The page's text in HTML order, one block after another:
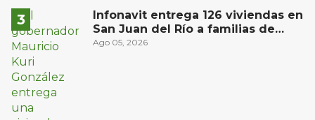
Infonavit entrega 126 viviendas en
San Juan del Río a familias de
bajos ingresos
Ago 05, 2026